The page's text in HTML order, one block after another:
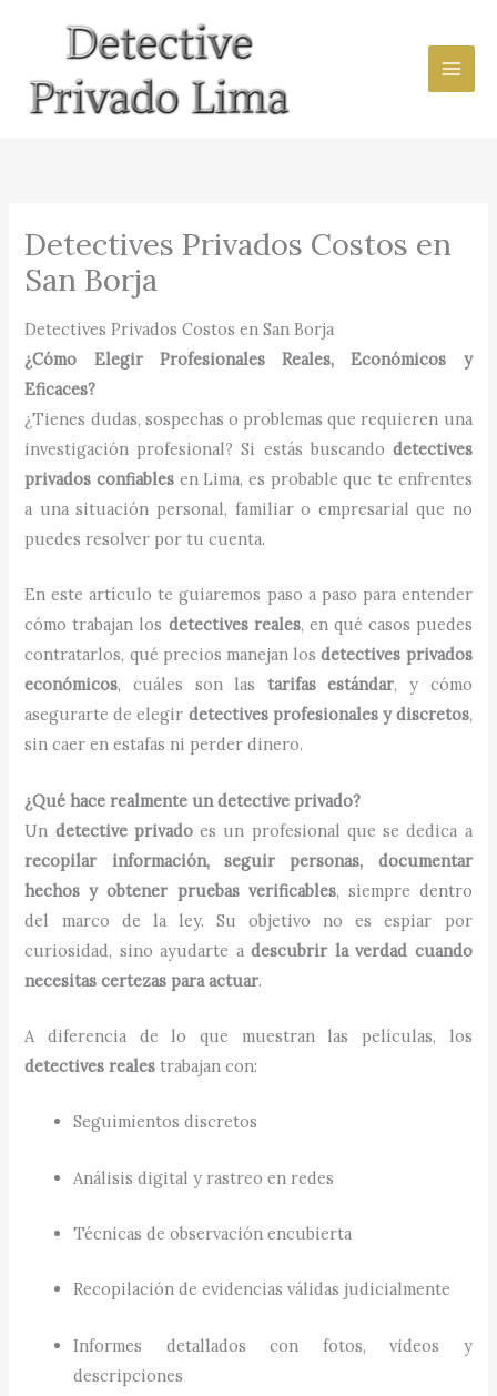
contenido
Detectives Privados Costos en
San Borja
Detectives Privados Costos en San Borja
¿Cómo Elegir Profesionales Reales, Económicos y
Eficaces?
¿Tienes dudas, sospechas o problemas que requieren una
investigación profesional? Si estás buscando detectives
privados confiables en Lima, es probable que te enfrentes
a una situación personal, familiar o empresarial que no
puedes resolver por tu cuenta.
En este artículo te guiaremos paso a paso para entender
cómo trabajan los detectives reales, en qué casos puedes
contratarlos, qué precios manejan losdetectives privados
económicos, cuáles son las tarifas estándar, y cómo
asegurarte de elegir detectives profesionales y discretos,
sin caer en estafas ni perder dinero.
¿Qué hace realmente un detective privado?
Un detective privadoes un profesional que se dedica a
recopilar información, seguir personas, documentar
hechos y obtener pruebas verificables, siempre dentro
del marco de la ley. Su objetivo no es espiar por
curiosidad, sino ayudarte adescubrir la verdad cuando
necesitas certezas para actuar.
A diferencia de lo que muestran las películas, los
detectives reales trabajan con:
Seguimientos discretos
Análisis digital y rastreo en redes
Técnicas de observación encubierta
Recopilación de evidencias válidas judicialmente
Informes detallados con fotos, videos y
descripciones